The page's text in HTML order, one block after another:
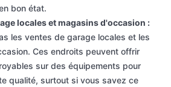
bon état.
locales et magasins d'occasion :
les ventes de garage locales et les
Ces endroits peuvent offrir
sur des équipements pour
qualité, surtout si vous savez ce